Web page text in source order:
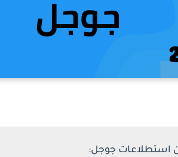
استطلاعات جوجل: